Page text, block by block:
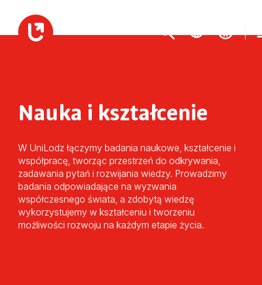
Nauka i kształcenie
W UniLodz łączymy badania naukowe, kształcenie i
współpracę, tworząc przestrzeń do odkrywania,
zadawania pytań i rozwijania wiedzy. Prowadzimy
badania odpowiadające na wyzwania
współczesnego świata, a zdobytą wiedzę
wykorzystujemy w kształceniu i tworzeniu
możliwości rozwoju na każdym etapie życia.